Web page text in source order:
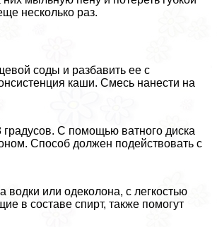
несколько раз.
соды и разбавить ее с
каши. Смесь нанести на
С помощью ватного диска
Способ должен подействовать с
или одеколона, с легкостью
в составе спирт, также помогут